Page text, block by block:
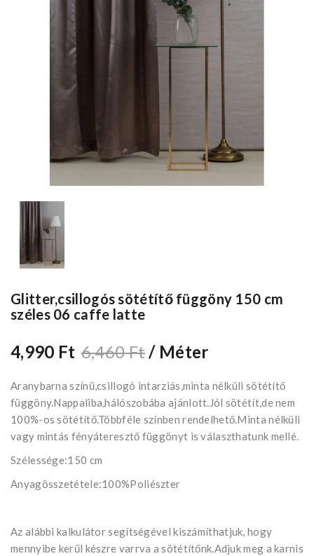
Glitter,csillogós sötétítő függöny 150 cm
széles 06 caffe latte
4,990 Ft 6,460 Ft/ Méter
Aranybarna színű,csillogó intarziás,minta nélküli sötétítő
függöny.Nappaliba,hálószobába ajánlott.Jól sötétít,de nem
100%-os sötétítő.Többféle színben rendelhető.Minta nélküli
vagy mintás fényáteresztő függönyt is választhatunk mellé.
Szélessége:150 cm
Anyagösszetétele:100%Poliészter
Az alábbi kalkulátor segítségével kiszámíthatjuk, hogy
mennyibe kerűl készre varrva a sötétítőnk.Adjuk meg a karnis